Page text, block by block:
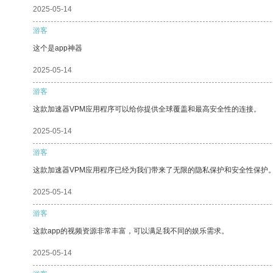
2025-05-14
游客
这个是app神器
2025-05-14
游客
这款加速器VPM应用程序可以给你提供全球覆盖和最高安全性的连接。
2025-05-14
游客
这款加速器VPM应用程序已经为我们带来了无限的隐私保护和安全性保护
2025-05-14
游客
这款app的视频资源非常丰富，可以满足我不同的娱乐需求。
2025-05-14